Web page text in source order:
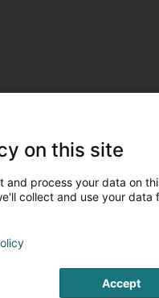
on this site
and process your data on
collect and use your data
Accept